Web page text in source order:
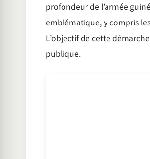
profondeur de l’armée
emblématique, y compris
L’objectif de cette
publique.